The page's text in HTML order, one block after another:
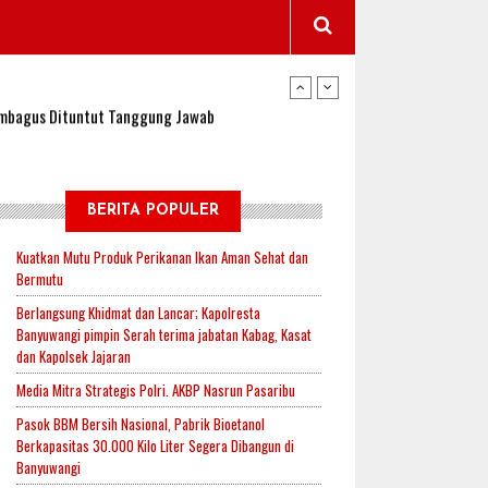
Jadi Lokasi Uji Coba Program NADI JKN
Dituntut Tanggung Jawab
Padi, Proyeksi Hasil Capai 2,4 Ton Gabah
Indonesia.id Perkuat Sinergitas Lewat Ngopi
untuk Mendukung Ketahanan Pangan Nasional
Jadi Lokasi Uji Coba Program NADI JKN
BERITA POPULER
Kuatkan Mutu Produk Perikanan Ikan Aman Sehat dan
Bermutu
Berlangsung Khidmat dan Lancar; Kapolresta
Banyuwangi pimpin Serah terima jabatan Kabag, Kasat
dan Kapolsek Jajaran
Media Mitra Strategis Polri. AKBP Nasrun Pasaribu
Pasok BBM Bersih Nasional, Pabrik Bioetanol
Berkapasitas 30.000 Kilo Liter Segera Dibangun di
Banyuwangi